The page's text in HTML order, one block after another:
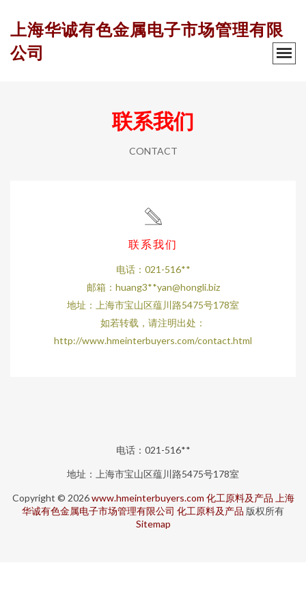
上海华诚有色金属电子市场管理有限
公司
联系我们
CONTACT
联系我们
电话：021-516**
邮箱：huang3**yan@hongli.biz
地址：上海市宝山区蕴川路5475号178室
如若转载，请注明出处：
http://www.hmeinterbuyers.com/contact.html
电话：021-516**
地址：上海市宝山区蕴川路5475号178室
Copyright © 2026www.hmeinterbuyers.com 化工原料及产品 上海
华诚有色金属电子市场管理有限公司 化工原料及产品 版权所有
Sitemap